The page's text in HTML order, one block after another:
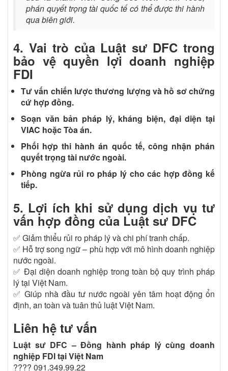
phán quyết trọng tài quốc tế có thể được thi hành
qua biên giới.
4. Vai trò của Luật sư DFC trong
bảo vệ quyền lợi doanh nghiệp
FDI
Tư vấn chiến lược thương lượng và hồ sơ chứng
cứ hợp đồng.
Soạn văn bản pháp lý, kháng biện, đại diện tại
VIAC hoặc Tòa án.
Phối hợp thi hành án quốc tế, công nhận phán
quyết trọng tài nước ngoài.
Phòng ngừa rủi ro pháp lý cho các hợp đồng kế
tiếp.
5. Lợi ích khi sử dụng dịch vụ tư
vấn hợp đồng của Luật sư DFC
✅ Giảm thiểu rủi ro pháp lý và chi phí tranh chấp.
✅ Hỗ trợ song ngữ – phù hợp với mô hình doanh nghiệp
nước ngoài.
✅ Đại diện doanh nghiệp trong toàn bộ quy trình pháp
lý tại Việt Nam.
✅ Giúp nhà đầu tư nước ngoài yên tâm hoạt động ổn
định, an toàn và tuân thủ luật Việt Nam.
Liên hệ tư vấn
Luật sư DFC – Đồng hành pháp lý cùng doanh
nghiệp FDI tại Việt Nam
???? 091.349.99.22